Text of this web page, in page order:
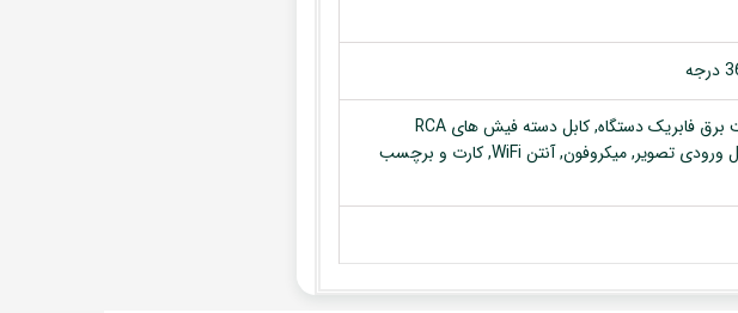
مانیتور, قاب مربوطه, آنتن GPS, سوکت برق فابریک دستگاه, کابل دسته فیش های RCA
(ورودی و خروجی ها), کابل USB, کابل ورودی تصویر, میکروفون, آنتن WiFi, کارت و برچسب